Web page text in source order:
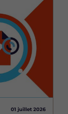
01 juillet 2026